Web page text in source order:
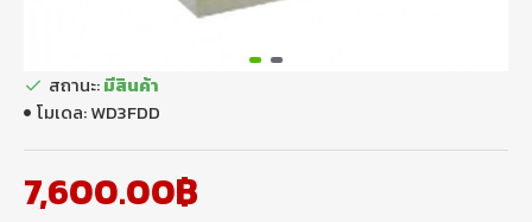
7,600.00฿
สถานะ:มีสินค้า
โมเดล:WD3FDD